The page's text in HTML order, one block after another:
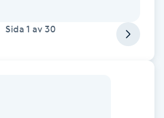
Sida 1 av 30